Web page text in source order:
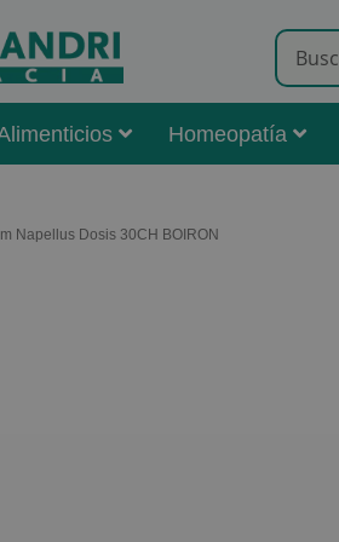
Homeopatía
Napellus Dosis 30CH BOIRON